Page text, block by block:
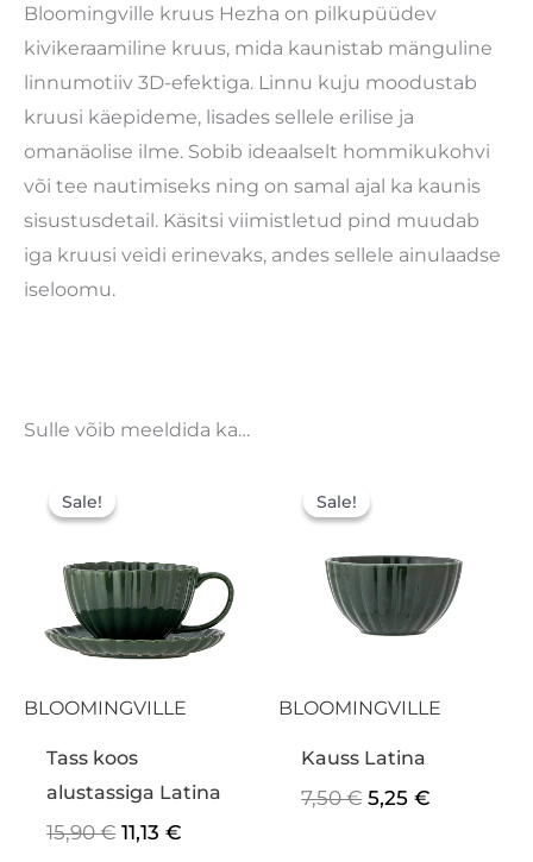
Bloomingville kruus Hezha on pilkupüüdev
kivikeraamiline kruus, mida kaunistab mänguline
linnumotiiv 3D-efektiga. Linnu kuju moodustab
kruusi käepideme, lisades sellele erilise ja
omanäolise ilme. Sobib ideaalselt hommikukohvi
või tee nautimiseks ning on samal ajal ka kaunis
sisustusdetail. Käsitsi viimistletud pind muudab
iga kruusi veidi erinevaks, andes sellele ainulaadse
iseloomu.
Sulle võib meeldida ka…
Sale!
BLOOMINGVILLE
Sale!
Tass koos
alustassiga Latina
15,90€ 11,13€
Sale!
BLOOMINGVILLE
Sale!
Kauss Latina
7,50€
hind
oli:
7,50 €.
5,25€
5,25 €.